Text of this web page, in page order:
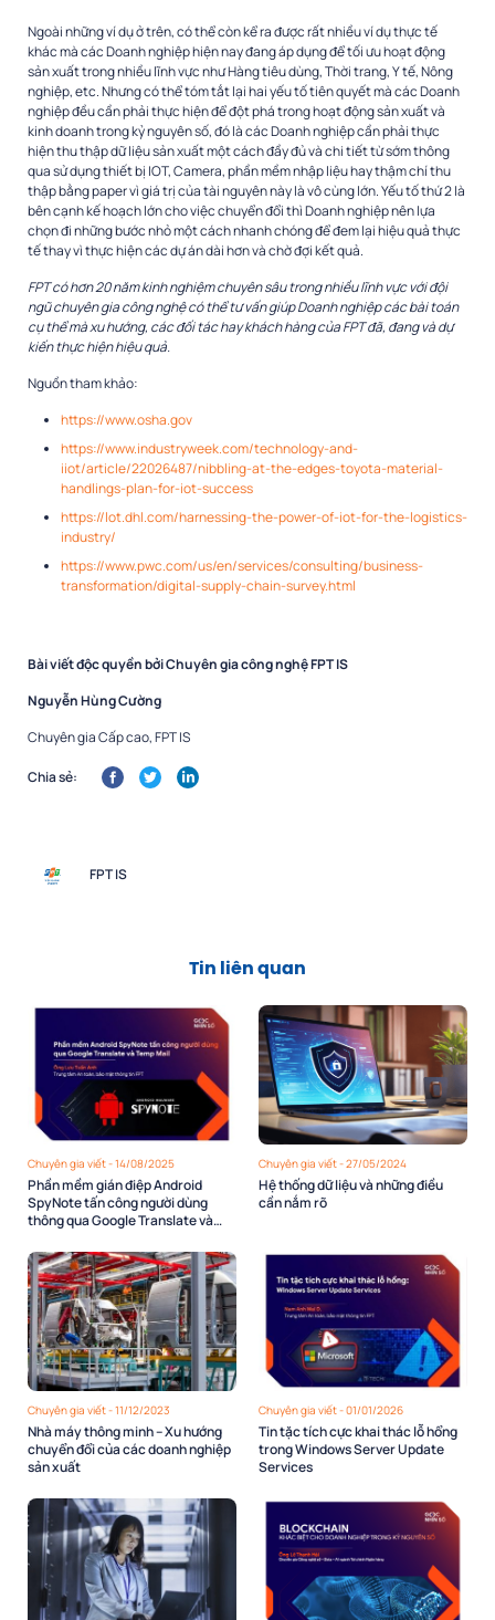
Ngoài những ví dụ ở trên, có thể còn kể ra được rất nhiều ví dụ thực tế
khác mà các Doanh nghiệp hiện nay đang áp dụng để tối ưu hoạt động
sản xuất trong nhiều lĩnh vực như Hàng tiêu dùng, Thời trang, Y tế, Nông
nghiệp, etc. Nhưng có thể tóm tắt lại hai yếu tố tiên quyết mà các Doanh
nghiệp đều cần phải thực hiện để đột phá trong hoạt động sản xuất và
kinh doanh trong kỷ nguyên số, đó là các Doanh nghiệp cần phải thực
hiện thu thập dữ liệu sản xuất một cách đầy đủ và chi tiết từ sớm thông
qua sử dụng thiết bị IOT, Camera, phần mềm nhập liệu hay thậm chí thu
thập bằng paper vì giá trị của tài nguyên này là vô cùng lớn. Yếu tố thứ 2 là
bên cạnh kế hoạch lớn cho việc chuyển đổi thì Doanh nghiệp nên lựa
chọn đi những bước nhỏ một cách nhanh chóng để đem lại hiệu quả thực
tế thay vì thực hiện các dự án dài hơn và chờ đợi kết quả.
FPT có hơn 20 năm kinh nghiệm chuyên sâu trong nhiều lĩnh vực với đội
ngũ chuyên gia công nghệ có thể tư vấn giúp Doanh nghiệp các bài toán
cụ thể mà xu hướng, các đối tác hay khách hàng của FPT đã, đang và dự
kiến thực hiện hiệu quả.
Nguồn tham khảo:
https://www.osha.gov
https://www.industryweek.com/technology-and-
iiot/article/22026487/nibbling-at-the-edges-toyota-material-
handlings-plan-for-iot-success
https://lot.dhl.com/harnessing-the-power-of-iot-for-the-logistics-
industry/
https://www.pwc.com/us/en/services/consulting/business-
transformation/digital-supply-chain-survey.html
Bài viết độc quyền bởi Chuyên gia công nghệ FPT IS
Nguyễn Hùng Cường
Chuyên gia Cấp cao, FPT IS
Chia sẻ:
FPT IS
Tin liên quan
Chuyên gia viết - 14/08/2025
Phần mềm gián điệp Android
SpyNote tấn công người dùng
thông qua Google Translate và
Chuyên gia viết - 27/05/2024
Hệ thống dữ liệu và những điều
cần nắm rõ
Chuyên gia viết - 11/12/2023
Nhà máy thông minh – Xu hướng
chuyển đổi của các doanh nghiệp
sản xuất
Chuyên gia viết - 01/01/2026
Tin tặc tích cực khai thác lỗ hổng
trong Windows Server Update
Services